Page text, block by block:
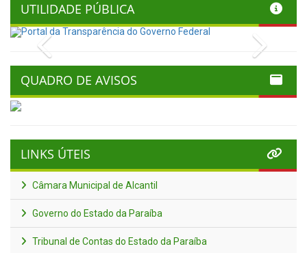
UTILIDADE PÚBLICA
Previous
QUADRO DE AVISOS
LINKS ÚTEIS
Câmara Municipal de Alcantil
Governo do Estado da Paraíba
Tribunal de Contas do Estado da Paraíba